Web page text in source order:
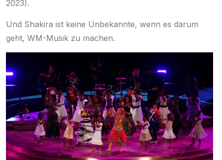
2023).
Und Shakira ist keine Unbekannte, wenn es darum
geht, WM-Musik zu machen.